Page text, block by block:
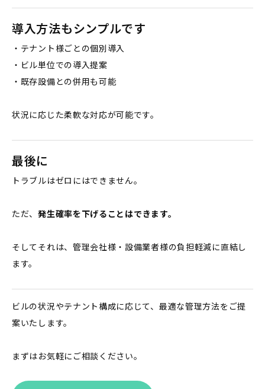
導入方法もシンプルです
・テナント様ごとの個別導入
・ビル単位での導入提案
・既存設備との併用も可能
状況に応じた柔軟な対応が可能です。
最後に
トラブルはゼロにはできません。
ただ、発生確率を下げることはできます。
そしてそれは、管理会社様・設備業者様の負担軽減に直結し
ます。
ビルの状況やテナント構成に応じて、最適な管理方法をご提
案いたします。
まずはお気軽にご相談ください。